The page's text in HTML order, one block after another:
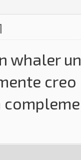
whaler
creo